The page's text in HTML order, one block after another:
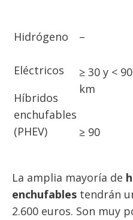
Hidrógeno
–
Eléctricos
Híbridos
enchufables
(PHEV)
≥ 30 y < 90
km
≥ 90
La amplia mayoría de
enchufables tendrán
2.600 euros. Son muy